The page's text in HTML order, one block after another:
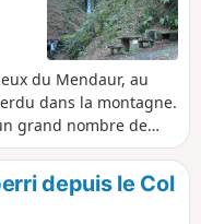
du Mendaur, au
dans la montagne.
grand nombre de
non seulement à la
monte, aussi, au
depuis le Col